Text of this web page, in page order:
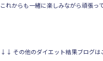
これからも一緒に楽しみながら頑張っ
↓↓ その他のダイエット結果ブログ